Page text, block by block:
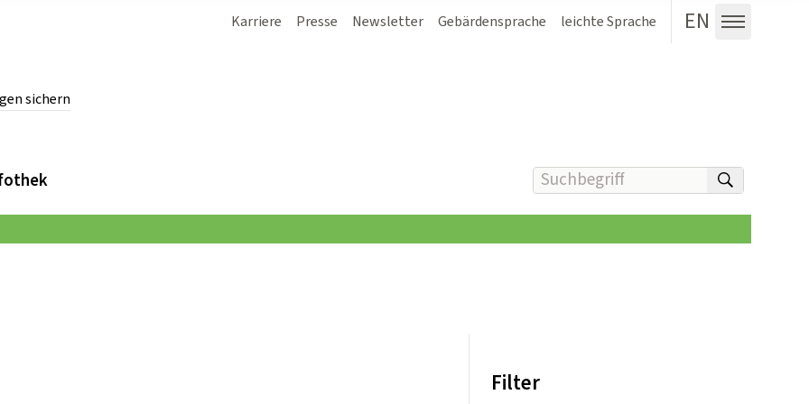
sichern
Karriere Presse Newsletter Gebärdensprache leichte Sprache EN
Menü
Suchbegriff(e) eingeben
Filter